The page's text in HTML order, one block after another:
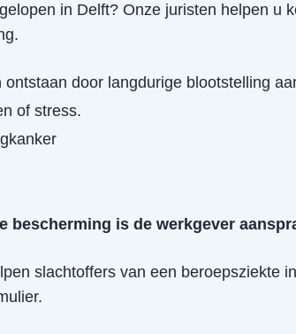
in Delft? Onze juristen helpen u
ontstaan door langdurige blootstelling
of stress.
bescherming is de werkgever
slachtoffers van een beroepsziekte in